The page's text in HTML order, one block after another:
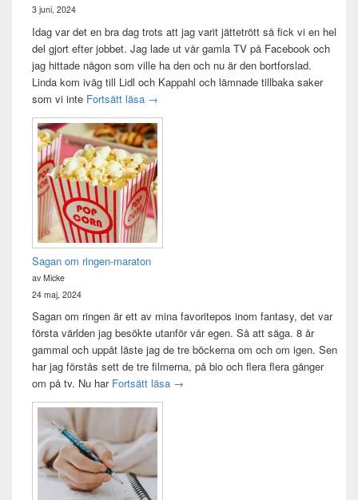
3 juni, 2024
Idag var det en bra dag trots att jag varit jättetrött så fick vi en hel
del gjort efter jobbet. Jag lade ut vår gamla TV på Facebook och
jag hittade någon som ville ha den och nu är den bortforslad.
Linda kom iväg till Lidl och Kappahl och lämnade tillbaka saker
som vi inte Fortsätt läsa Idag var det en bra dag
→
Sagan om ringen-maraton
av Micke
24 maj, 2024
Sagan om ringen är ett av mina favoritepos inom fantasy, det var
första världen jag besökte utanför vår egen. Så att säga. 8 år
gammal och uppåt läste jag de tre böckerna om och om igen. Sen
har jag förstås sett de tre filmerna, på bio och flera flera gånger
om på tv. Nu har Fortsätt läsa Sagan om ringen-maraton
→